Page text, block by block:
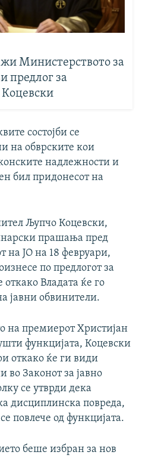
Министерството за
предлог за
состојби се
на обврските кои
надлежности и
бил придонесот на
Љупчо Коцевски,
прашања пред
на ЈО на 18 февруари,
по предлогот за
Владата ќе го
јавни обвинители.
на премиерот Христијан
функцијата, Коцевски
откако ќе ги види
во Законот за јавно
се утврди дека
дисциплинска повреда,
повлече од функцијата.
беше избран за нов